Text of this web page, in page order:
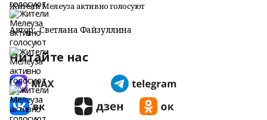
Жители Мелеуза активно голосуют
Автор: Светлана Файзуллина
Читайте нас